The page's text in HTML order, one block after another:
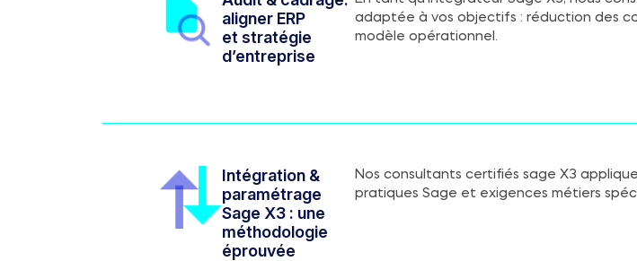
aligner ERP
et stratégie
d’entreprise
adaptée à vos objectifs : réduction des
modèle opérationnel.
Intégration &
paramétrage
Sage X3 : une
méthodologie
éprouvée
Nos consultants certifiés sage X3
pratiques Sage et exigences métiers